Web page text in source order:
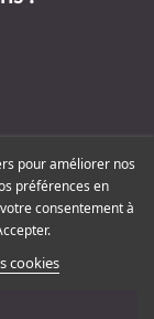
pour améliorer nos
préférences en
consentement à
cookies